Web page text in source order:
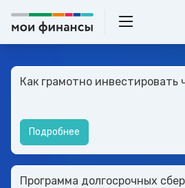
Как грамотно инвестировать
Подробнее
Программа долгосрочных